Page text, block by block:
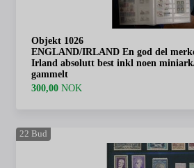
Objekt 1026
ENGLAND/IRLAND En god del
Irland absolutt best inkl noen
gammelt
300,00 NOK
22 Bud